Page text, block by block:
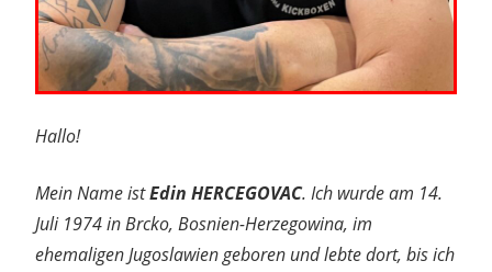
Hallo!
Mein Name istEdin HERCEGOVAC. Ich wurde am 14.
Juli 1974 in Brcko, Bosnien-Herzegowina, im
ehemaligen Jugoslawien geboren und lebte dort, bis ich